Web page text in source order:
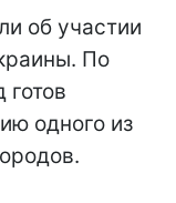
об участии
По
готов
одного из